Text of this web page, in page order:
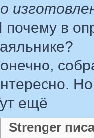
почему в
ещё
Strenger